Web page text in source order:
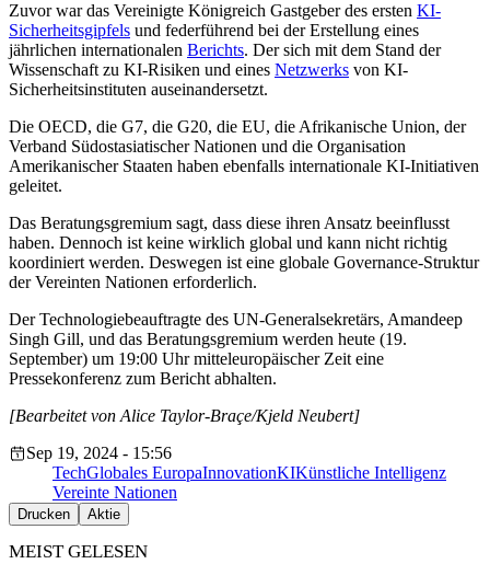
Zuvor war das Vereinigte Königreich Gastgeber des ersten KI-
Sicherheitsgipfels und federführend bei der Erstellung eines
jährlichen internationalen Berichts. Der sich mit dem Stand der
Wissenschaft zu KI-Risiken und eines Netzwerks von KI-
Sicherheitsinstituten auseinandersetzt.
Die OECD, die G7, die G20, die EU, die Afrikanische Union, der
Verband Südostasiatischer Nationen und die Organisation
Amerikanischer Staaten haben ebenfalls internationale KI-Initiativen
geleitet.
Das Beratungsgremium sagt, dass diese ihren Ansatz beeinflusst
haben. Dennoch ist keine wirklich global und kann nicht richtig
koordiniert werden. Deswegen ist eine globale Governance-Struktur
der Vereinten Nationen erforderlich.
Der Technologiebeauftragte des UN-Generalsekretärs, Amandeep
Singh Gill, und das Beratungsgremium werden heute (19.
September) um 19:00 Uhr mitteleuropäischer Zeit eine
Pressekonferenz zum Bericht abhalten.
[Bearbeitet von Alice Taylor-Braçe/Kjeld Neubert]
Sep 19, 2024 - 15:56
TechGlobales EuropaInnovationKIKünstliche Intelligenz
Vereinte Nationen
Drucken Aktie
MEIST GELESEN